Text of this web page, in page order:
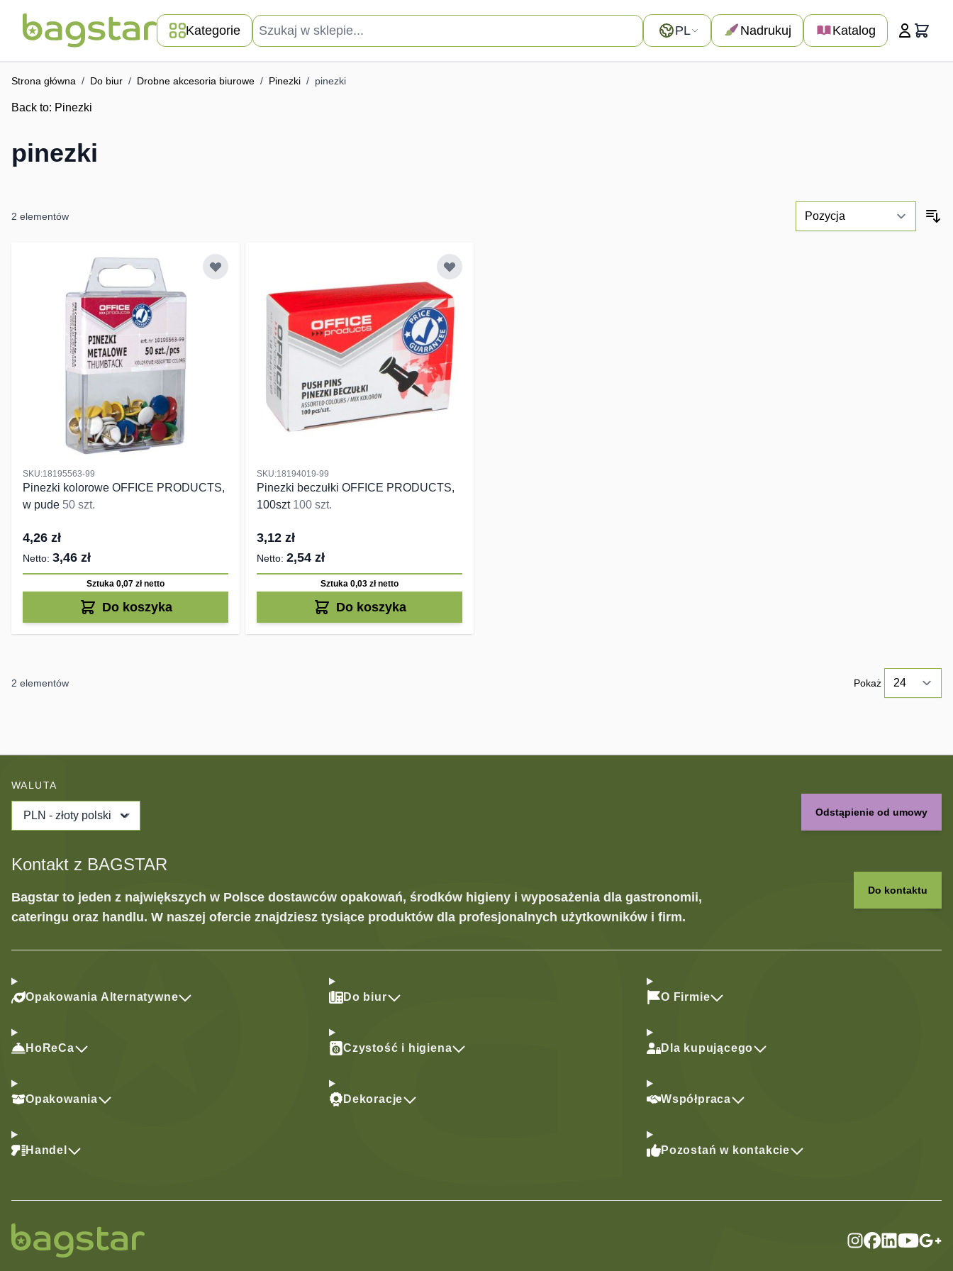
Kategorie
Szukaj w sklepie...
Język
PL Nadrukuj Katalog Koszyk
Strona główna / Do biur / Drobne akcesoria biurowe / Pinezki / pinezki
Back to: Pinezki
pinezki
2 elementów
SKU:18195563-99
Pinezki kolorowe OFFICE PRODUCTS,
w pude 50 szt.
4,26 zł
3,46 zł
Sztuka 0,07 złnetto
Do koszyka
SKU:18194019-99
Pinezki beczułki OFFICE PRODUCTS,
100szt 100 szt.
3,12 zł
2,54 zł
Sztuka 0,03 złnetto
Do koszyka
2 elementów Pokaż
WALUTA
PLN - złoty polski Odstąpienie od umowy
Kontakt z BAGSTAR
Bagstar to jeden z największych w Polsce dostawców opakowań, środków higieny i wyposażenia dla gastronomii,
cateringu oraz handlu. W naszej ofercie znajdziesz tysiące produktów dla profesjonalnych użytkowników i firm.
Do kontaktu
Opakowania Alternatywne
HoReCa
Opakowania
Handel
Do biur
Czystość i higiena
Dekoracje
O Firmie
Dla kupującego
Współpraca
Pozostań w kontakcie